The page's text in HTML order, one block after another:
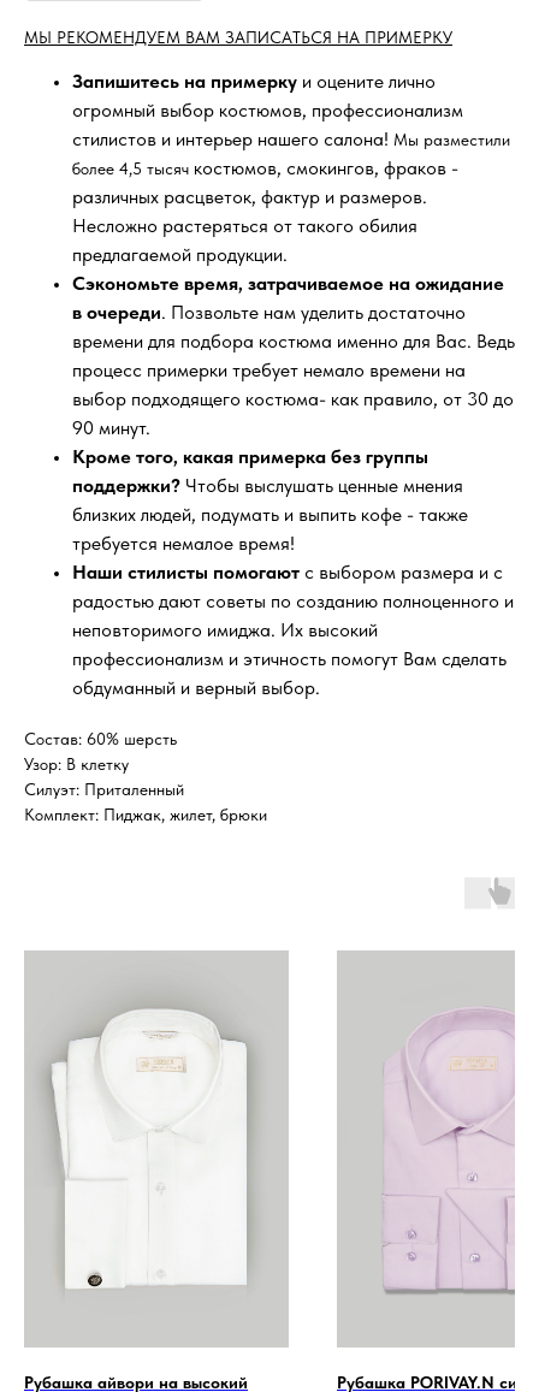
МЫ РЕКОМЕНДУЕМ ВАМ ЗАПИСАТЬСЯ НА ПРИМЕРКУ
Запишитесь на примерку и оцените лично
огромный выбор костюмов, профессионализм
стилистов и интерьер нашего салона! Мы разместили
более 4,5 тысяч костюмов, смокингов, фраков -
различных расцветок, фактур и размеров.
Несложно растеряться от такого обилия
предлагаемой продукции.
Сэкономьте время, затрачиваемое на ожидание
в очереди. Позвольте нам уделить достаточно
времени для подбора костюма именно для Вас. Ведь
процесс примерки требует немало времени на
выбор подходящего костюма- как правило, от 30 до
90 минут.
Кроме того, какая примерка без группы
поддержки? Чтобы выслушать ценные мнения
близких людей, подумать и выпить кофе - также
требуется немалое время!
Наши стилисты помогают с выбором размера и с
радостью дают советы по созданию полноценного и
неповторимого имиджа. Их высокий
профессионализм и этичность помогут Вам сделать
обдуманный и верный выбор.
Состав: 60% шерсть
Узор: В клетку
Силуэт: Приталенный
Комплект: Пиджак, жилет, брюки
Рубашка айвори на высокий Рубашка PORIVAY.N